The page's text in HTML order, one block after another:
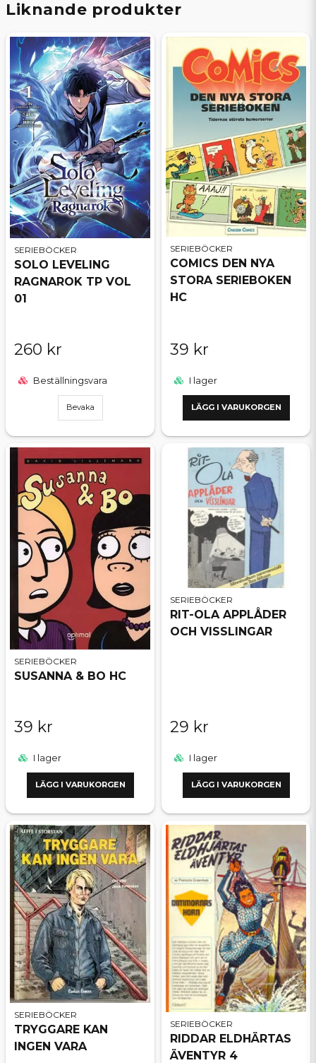
Liknande produkter
SERIEBÖCKER
SOLO LEVELING
RAGNAROK TP VOL
01
260 kr
Beställningsvara
Bevaka
SERIEBÖCKER
COMICS DEN NYA
STORA SERIEBOKEN
HC
39 kr
I lager
LÄGG I VARUKORGEN
SERIEBÖCKER
SUSANNA & BO HC
39 kr
I lager
LÄGG I VARUKORGEN
SERIEBÖCKER
RIT-OLA APPLÅDER
OCH VISSLINGAR
29 kr
I lager
LÄGG I VARUKORGEN
SERIEBÖCKER
TRYGGARE KAN
INGEN VARA
SERIEBÖCKER
RIDDAR ELDHÄRTAS
ÄVENTYR 4